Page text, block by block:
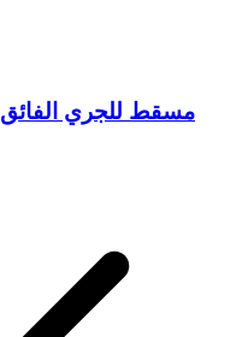
Muscat Ultra Runners - مسقط للجري الفائق